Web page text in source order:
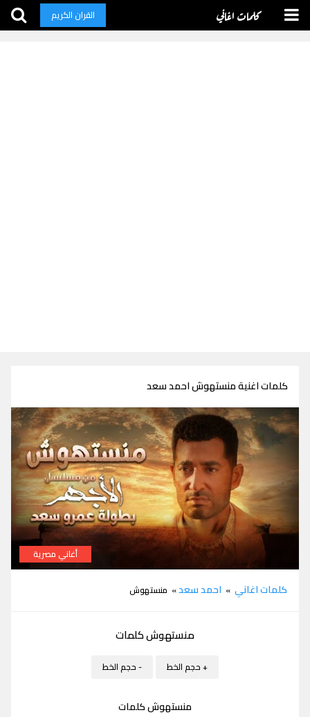
كلمات اغاني القران الكريم
كلمات اغنية منستهوش احمد سعد
أغاني مصرية
كلمات اغاني » احمد سعد» منستهوش
منستهوش كلمات
+ حجم الخط - حجم الخط
منستهوش كلمات